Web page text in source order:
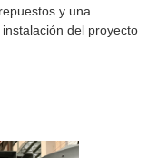
y una
del proyecto